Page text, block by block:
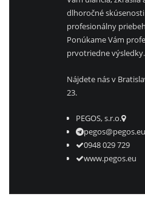
dlhoročné
profesionálny
Ponúkame Vám
prvotriedne výsledky.
Nájdete nás v
23.
PEGOS, s.r.o.
pegos@pegos.eu
0948 029 729
www.pegos.eu